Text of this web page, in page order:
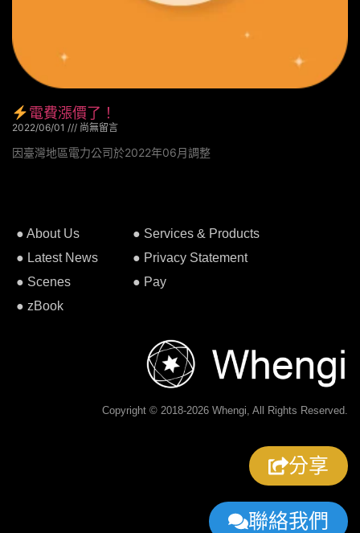
電費漲價了！
2022/06/01 尚無留言
因臺灣地區電力公司於2022年06月調整
● About Us
● Latest News
● Scenes
● zBook
● Services & Products
● Privacy Statement
● Pay
Copyright © 2018-2026 Whengi, All Rights Reserved.
分享
聯絡我們